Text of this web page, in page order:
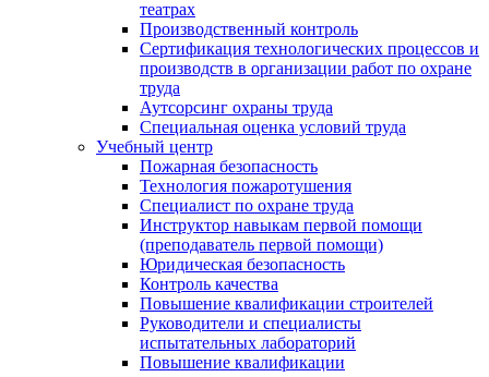
театрах
Производственный контроль
Сертификация технологических процессов и
производств в организации работ по охране
труда
Аутсорсинг охраны труда
Специальная оценка условий труда
Учебный центр
Пожарная безопасность
Технология пожаротушения
Специалист по охране труда
Инструктор навыкам первой помощи
(преподаватель первой помощи)
Юридическая безопасность
Контроль качества
Повышение квалификации строителей
Руководители и специалисты
испытательных лабораторий
Повышение квалификации